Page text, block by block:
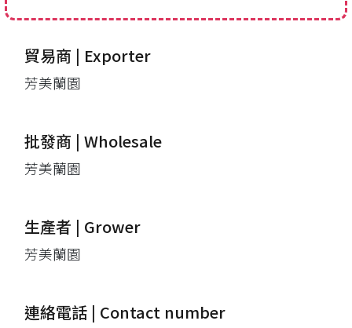
貿易商 | Exporter
芳美蘭園
批發商 | Wholesale
芳美蘭園
生產者 | Grower
芳美蘭園
連絡電話 | Contact number